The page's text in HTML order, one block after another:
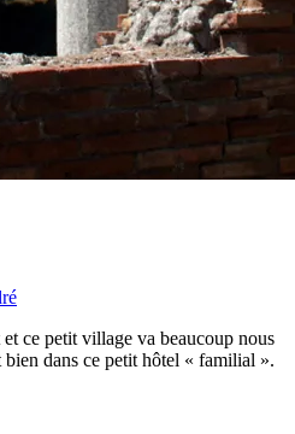
ce petit village va beaucoup nous
dans ce petit hôtel « familial ».